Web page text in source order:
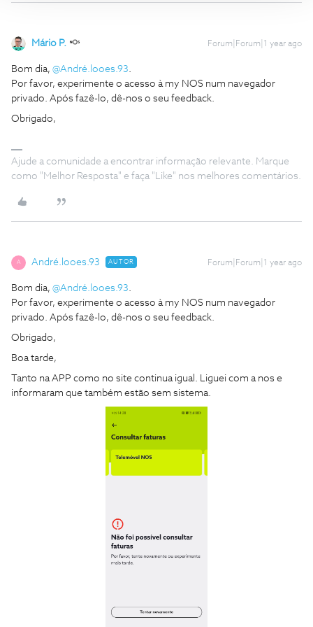
Mário P. Forum|Forum|1 year ago
Bom dia, @André.looes.93.
Por favor, experimente o acesso à my NOS num navegador
privado. Após fazê-lo, dê-nos o seu feedback.
Obrigado,
Ajude a comunidade a encontrar informação relevante. Marque
como "Melhor Resposta" e faça "Like" nos melhores comentários.
A André.looes.93 AUTOR Forum|Forum|1 year ago
Bom dia, @André.looes.93.
Por favor, experimente o acesso à my NOS num navegador
privado. Após fazê-lo, dê-nos o seu feedback.
Obrigado,
Boa tarde,
Tanto na APP como no site continua igual. Liguei com a nos e
informaram que também estão sem sistema.